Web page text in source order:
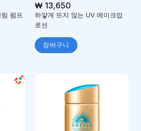
펌프
5 중에서
4로 평
가됨
₩13,650
하얗게 뜨지 않는 UV 메이크업
로션
장바구니